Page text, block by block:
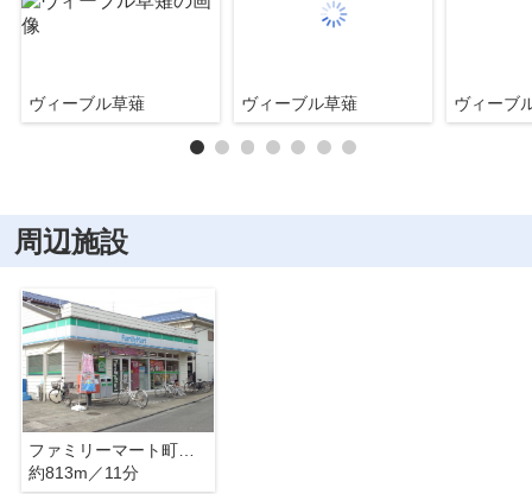
ヴィーブル草薙 ヴィーブル草薙 ヴィーブ
周辺施設
ファミリーマート町田金森店
約813m／11分